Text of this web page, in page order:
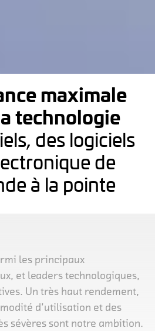
maximale
technologie
des logiciels
de
à la pointe
les principaux
et leaders technologiques,
Un très haut rendement,
d’utilisation et des
sévères sont notre ambition.